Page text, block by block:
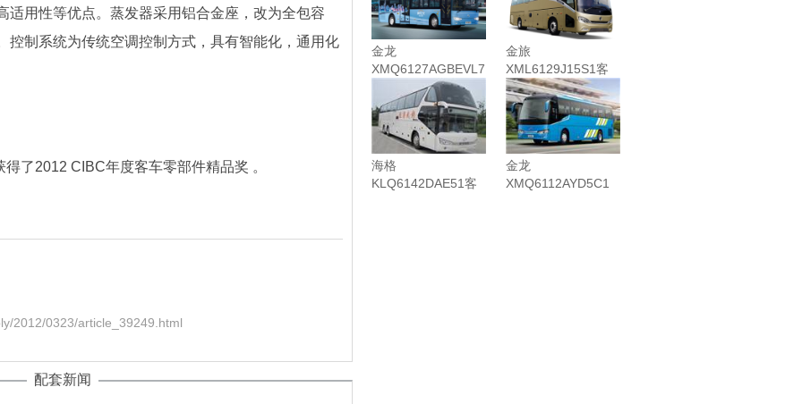
适用性等优点。蒸发器采用铝合金座，改为全包容
控制系统为传统空调控制方式，具有智能化，通用化
了2012 CIBC年度客车零部件精品奖 。
2012/0323/article_39249.html
配套新闻
金龙
XMQ6127AGBEVL7
城市之光...
金旅
XML6129J15S1客
车(柴油国...
海格
KLQ6142DAE51客
金龙
XMQ6112AYD5C1